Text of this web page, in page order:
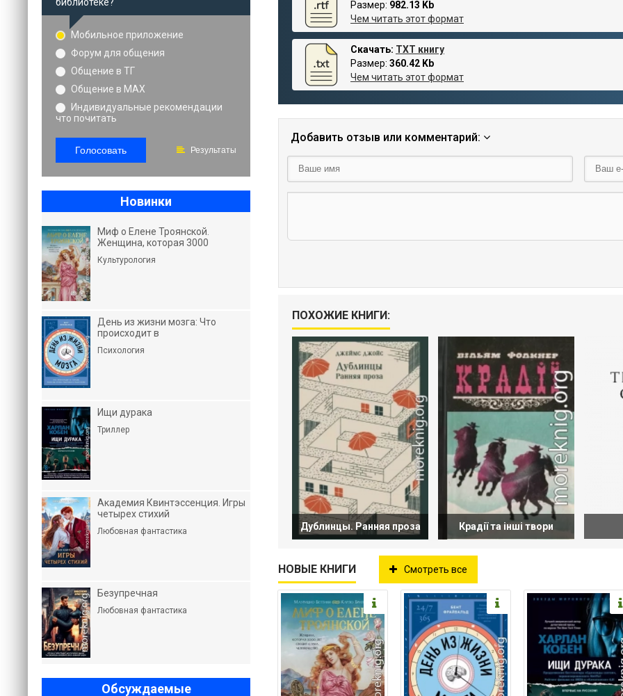
Размер: 982.13 Kb
Чем читать этот формат
Скачать: TXT книгу
Размер: 360.42 Kb
Чем читать этот формат
Добавить отзыв или комментарий:
ПОХОЖИЕ КНИГИ:
Дублинцы. Ранняя проза Крадії та інші твори
НОВЫЕ КНИГИ Смотреть все
Мобильное приложение
Форум для общения
Общение в ТГ
Общение в MAX
Индивидуальные рекомендации
что почитать
Голосовать Результаты
Новинки
Миф о Елене Троянской.
Женщина, которая 3000
Культурология
День из жизни мозга: Что
происходит в
Психология
Ищи дурака
Триллер
Академия Квинтэссенция. Игры
четырех стихий
Любовная фантастика
Безупречная
Любовная фантастика
Обсуждаемые